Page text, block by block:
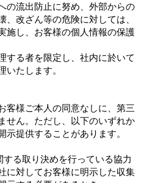
の流出防止に努め、外部からの
改ざん等の危険に対しては、
施し、お客様の個人情報の保護
する者を限定し、社内に於いて
いたします。
客様ご本人の同意なしに、第三
せん。ただし、以下のいずれか
示提供することがあります。
る取り決めを行っている協力
に対してお客様に明示した収集